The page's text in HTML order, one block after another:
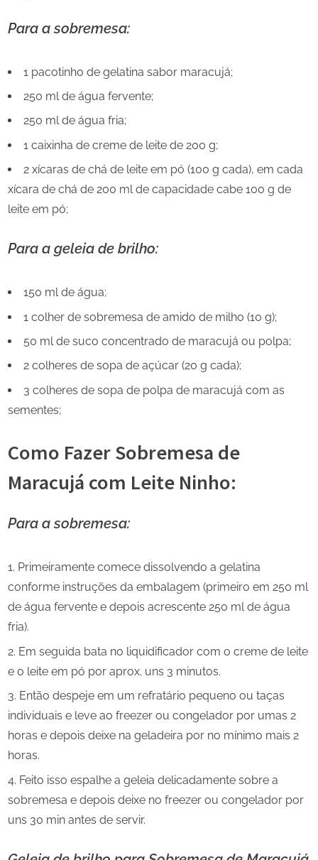
Para a sobremesa:
1 pacotinho de gelatina sabor maracujá;
250 ml de água fervente;
250 ml de água fria;
1 caixinha de creme de leite de 200 g;
2 xícaras de chá de leite em pó (100 g cada), em cada
xícara de chá de 200 ml de capacidade cabe 100 g de
leite em pó;
Para a geleia de brilho:
150 ml de água;
1 colher de sobremesa de amido de milho (10 g);
50 ml de suco concentrado de maracujá ou polpa;
2 colheres de sopa de açúcar (20 g cada);
3 colheres de sopa de polpa de maracujá com as
sementes;
Como Fazer Sobremesa de
Maracujá com Leite Ninho:
Para a sobremesa:
Primeiramente comece dissolvendo a gelatina
conforme instruções da embalagem (primeiro em 250 ml
de água fervente e depois acrescente 250 ml de água
fria).
Em seguida bata no liquidificador com o creme de leite
e o leite em pó por aprox. uns 3 minutos.
Então despeje em um refratário pequeno ou taças
individuais e leve ao freezer ou congelador por umas 2
horas e depois deixe na geladeira por no mínimo mais 2
horas.
Feito isso espalhe a geleia delicadamente sobre a
sobremesa e depois deixe no freezer ou congelador por
uns 30 min antes de servir.